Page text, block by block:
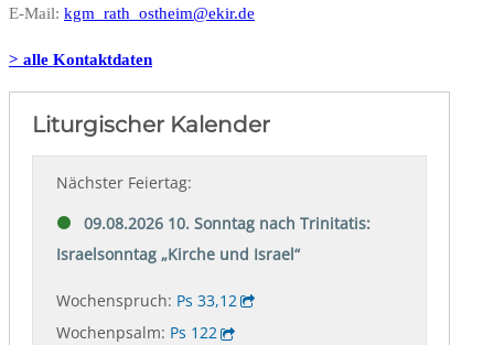
E-Mail: kgm_rath_ostheim@ekir.de
> alle Kontaktdaten